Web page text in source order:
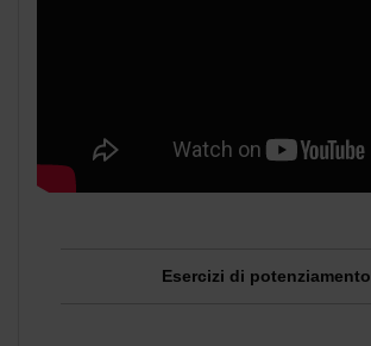
Esercizi di potenziamento